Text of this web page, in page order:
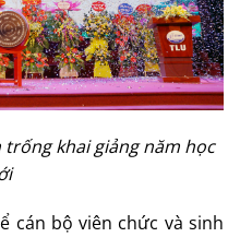
trống khai giảng năm học
cán bộ viên chức và sinh